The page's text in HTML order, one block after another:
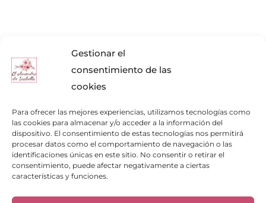
Gestionar el
consentimiento de las
cookies
Para ofrecer las mejores experiencias, utilizamos tecnologías como
las cookies para almacenar y/o acceder a la información del
dispositivo. El consentimiento de estas tecnologías nos permitirá
procesar datos como el comportamiento de navegación o las
identificaciones únicas en este sitio. No consentir o retirar el
consentimiento, puede afectar negativamente a ciertas
características y funciones.